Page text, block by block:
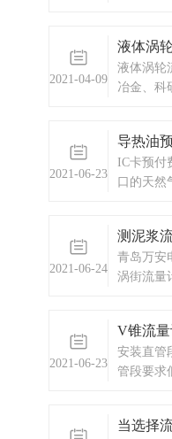
费流量计
量表，差
测设备，
2021-04-09
液体涡
液体涡轮
冶金、科
2021-06-23
导热油
IC卡预付
口的天然
系统软件
2021-06-24
测泥浆
青岛万安
涡街流量
等，以及
2021-06-23
V锥流
安装直管
管段要求
的高流速
当选择